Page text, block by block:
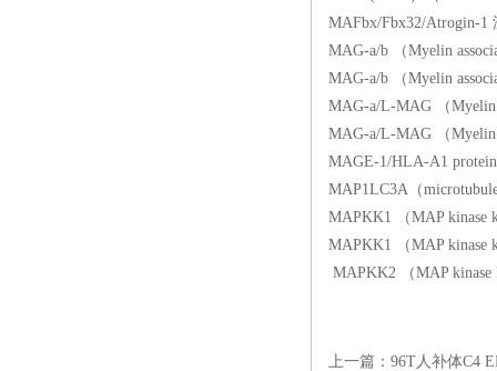
MAFbx/Fbx32/Atrogin-1
MAG-a/b （Myelin
MAG-a/b （Myelin
MAG-a/L-MAG （Myelin
MAG-a/L-MAG （Myelin
MAGE-1/HLA-A1
MAP1LC3A（
MAPKK1 （MAP kinase
MAPKK1 （MAP kinase
MAPKK2 （MAP
上一篇： 96T人补体C4